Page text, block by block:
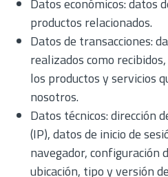
productos relacionados.
Datos de transacciones:
realizados como
los productos y servicios
nosotros.
Datos técnicos: dirección
(IP), datos de inicio de
navegador, configuración
ubicación, tipo y versión